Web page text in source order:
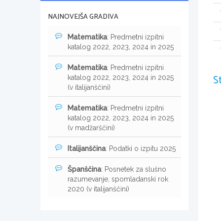
NAJNOVEJŠA GRADIVA
Matematika: Predmetni izpitni
katalog 2022, 2023, 2024 in 2025
Matematika: Predmetni izpitni
katalog 2022, 2023, 2024 in 2025
(v italijanščini)
Matematika: Predmetni izpitni
katalog 2022, 2023, 2024 in 2025
(v madžarščini)
Italijanščina: Podatki o izpitu 2025
Španščina: Posnetek za slušno
razumevanje, spomladanski rok
2020 (v italijanščini)